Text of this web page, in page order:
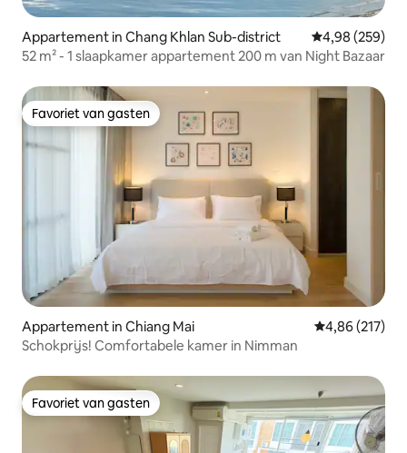
Appartement in Chang Khlan Sub-district Gemiddelde
4,98 (259)
52 m² - 1 slaapkamer appartement 200 m van Night Bazaar
Favoriet van gasten
Favoriet van gasten
Appartement in Chiang Mai Gemiddelde
4,86 (217)
Schokprijs! Comfortabele kamer in Nimman
Favoriet van gasten
Favoriet van gasten